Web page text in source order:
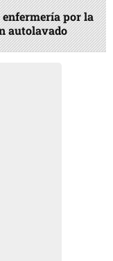
enfermería por la
autolavado